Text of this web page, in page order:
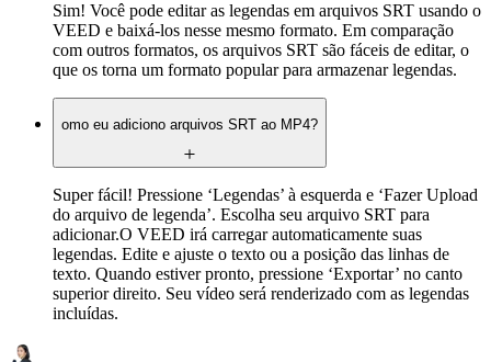
Sim! Você pode editar as legendas em arquivos SRT usando o
VEED e baixá-los nesse mesmo formato. Em comparação
com outros formatos, os arquivos SRT são fáceis de editar, o
que os torna um formato popular para armazenar legendas.
omo eu adiciono arquivos SRT ao MP4?
Super fácil! Pressione ‘Legendas’ à esquerda e ‘Fazer Upload
do arquivo de legenda’. Escolha seu arquivo SRT para
adicionar.O VEED irá carregar automaticamente suas
legendas. Edite e ajuste o texto ou a posição das linhas de
texto. Quando estiver pronto, pressione ‘Exportar’ no canto
superior direito. Seu vídeo será renderizado com as legendas
incluídas.